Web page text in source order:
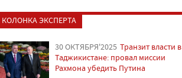
КОЛОНКА ЭКСПЕРТА
30 ОКТЯБРЯ'2025 Транзит власти в
Таджикистане: провал миссии
Рахмона убедить Путина